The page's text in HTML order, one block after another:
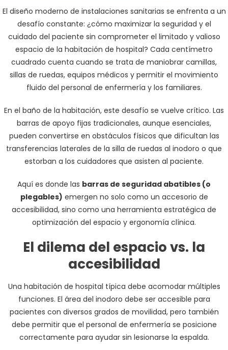
El diseño moderno de instalaciones sanitarias se enfrenta a un
desafío constante: ¿cómo maximizar la seguridad y el
cuidado del paciente sin comprometer el limitado y valioso
espacio de la habitación de hospital? Cada centímetro
cuadrado cuenta cuando se trata de maniobrar camillas,
sillas de ruedas, equipos médicos y permitir el movimiento
fluido del personal de enfermería y los familiares.
En el baño de la habitación, este desafío se vuelve crítico. Las
barras de apoyo fijas tradicionales, aunque esenciales,
pueden convertirse en obstáculos físicos que dificultan las
transferencias laterales de la silla de ruedas al inodoro o que
estorban a los cuidadores que asisten al paciente.
Aquí es donde las barras de seguridad abatibles (o
plegables) emergen no solo como un accesorio de
accesibilidad, sino como una herramienta estratégica de
optimización del espacio y ergonomía clínica.
El dilema del espacio vs. la
accesibilidad
Una habitación de hospital típica debe acomodar múltiples
funciones. El área del inodoro debe ser accesible para
pacientes con diversos grados de movilidad, pero también
debe permitir que el personal de enfermería se posicione
correctamente para ayudar sin lesionarse la espalda.